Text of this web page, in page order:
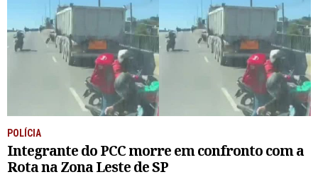
POLÍCIA
Integrante do PCC morre em confronto com a
Rota na Zona Leste de SP